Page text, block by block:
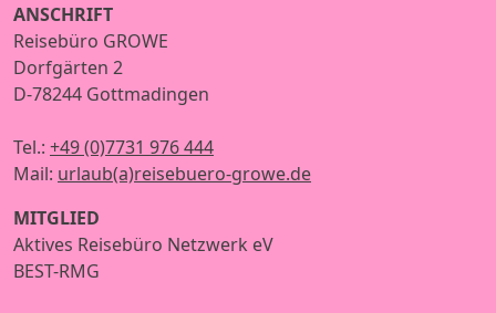
ANSCHRIFT
Reisebüro GROWE
Dorfgärten 2
D-78244 Gottmadingen
Tel.: +49 (0)7731 976 444
Mail: urlaub(a)reisebuero-growe.de
MITGLIED
Aktives Reisebüro Netzwerk eV
BEST-RMG